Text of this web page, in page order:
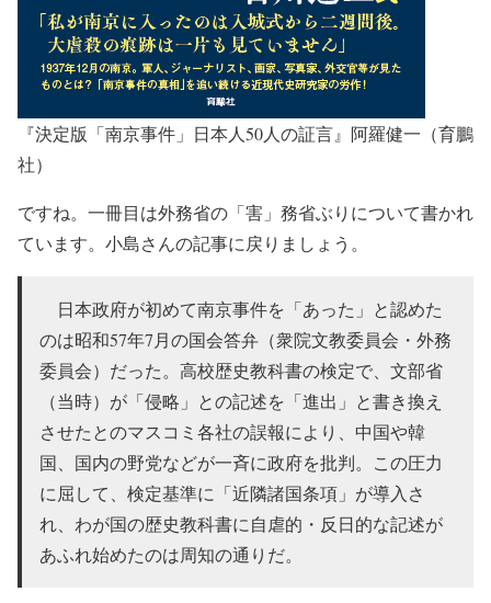
『決定版「南京事件」日本人50人の証言』阿羅健一（育鵬
社）
ですね。一冊目は外務省の「害」務省ぶりについて書かれ
ています。小島さんの記事に戻りましょう。
日本政府が初めて南京事件を「あった」と認めた
のは昭和57年7月の国会答弁（衆院文教委員会・外務
委員会）だった。高校歴史教科書の検定で、文部省
（当時）が「侵略」との記述を「進出」と書き換え
させたとのマスコミ各社の誤報により、中国や韓
国、国内の野党などが一斉に政府を批判。この圧力
に屈して、検定基準に「近隣諸国条項」が導入さ
れ、わが国の歴史教科書に自虐的・反日的な記述が
あふれ始めたのは周知の通りだ。